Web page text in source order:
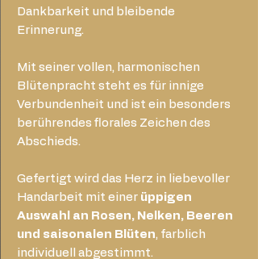
Dankbarkeit und bleibende
Erinnerung.
Mit seiner vollen, harmonischen
Blütenpracht steht es für innige
Verbundenheit und ist ein besonders
berührendes florales Zeichen des
Abschieds.
Gefertigt wird das Herz in liebevoller
Handarbeit mit einer üppigen
Auswahl an Rosen, Nelken, Beeren
und saisonalen Blüten, farblich
individuell abgestimmt.